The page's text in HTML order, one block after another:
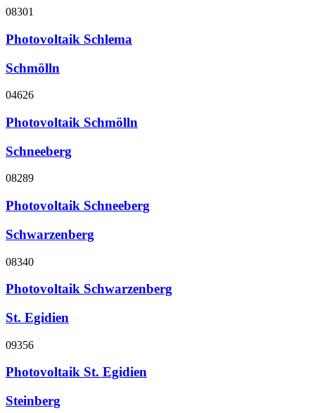
08301
Photovoltaik Schlema
Schmölln
04626
Photovoltaik Schmölln
Schneeberg
08289
Photovoltaik Schneeberg
Schwarzenberg
08340
Photovoltaik Schwarzenberg
St. Egidien
09356
Photovoltaik St. Egidien
Steinberg